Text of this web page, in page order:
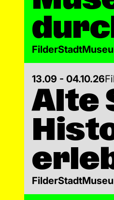
13.09 - 04.10.26
Alte